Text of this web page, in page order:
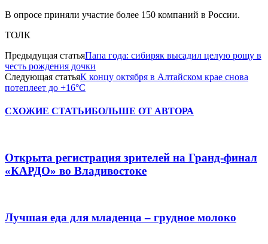
В опросе приняли участие более 150 компаний в России.
ТОЛК
Предыдущая статьяПапа года: сибиряк высадил целую рощу в
честь рождения дочки
Следующая статьяК концу октября в Алтайском крае снова
потеплеет до +16°C
СХОЖИЕ СТАТЬИБОЛЬШЕ ОТ АВТОРА
Открыта регистрация зрителей на Гранд-финал
«КАРДО» во Владивостоке
Лучшая еда для младенца – грудное молоко